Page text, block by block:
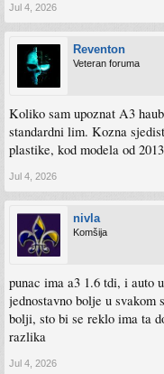
Jul 4, 2026
Reventon
Veteran foruma
Koliko sam upoznat A3
standardni lim. Kozna
plastike, kod modela od
Jul 4, 2026
nivla
Komšija
punac ima a3 1.6 tdi, i auto
jednostavno bolje u svakom
bolji, sto bi se reklo ima ta
razlika
Jul 4, 2026